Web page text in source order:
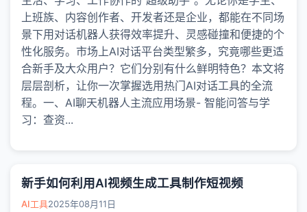
上班族、内容创作者、开发者还是企业，都能在不同场
景下用对话机器人获得效率提升、灵感碰撞和便捷的个
性化服务。市场上AI对话平台类型繁多，究竟哪些更适
合新手及大众用户？它们分别有什么鲜明特色？本文将
层层剖析，让你一次掌握选用热门AI对话工具的全流
程。一、AI聊天机器人主流应用场景- 智能问答与学
习：查资...
新手如何利用AI视频生成工具制作短视频
AI工具2025年08月11日